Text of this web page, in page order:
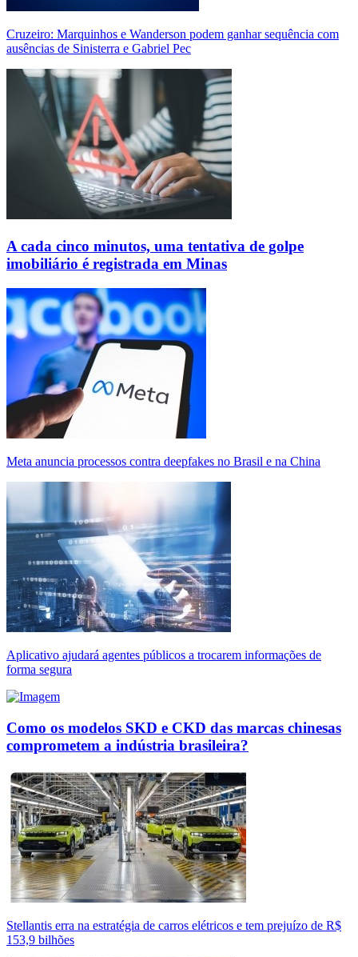
Cruzeiro: Marquinhos e Wanderson podem ganhar sequência com
ausências de Sinisterra e Gabriel Pec
A cada cinco minutos, uma tentativa de golpe
imobiliário é registrada em Minas
Meta anuncia processos contra deepfakes no Brasil e na China
Aplicativo ajudará agentes públicos a trocarem informações de
forma segura
Como os modelos SKD e CKD das marcas chinesas
comprometem a indústria brasileira?
Stellantis erra na estratégia de carros elétricos e tem prejuízo de R$
153,9 bilhões